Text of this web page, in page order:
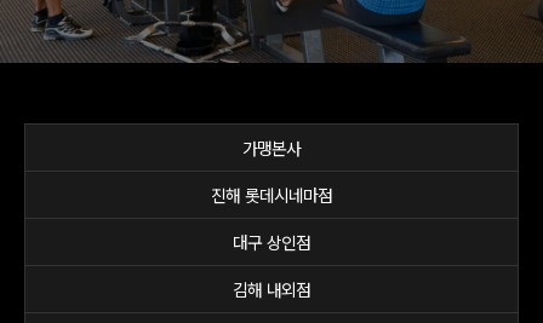
가맹본사
진해 롯데시네마점
대구 상인점
김해 내외점